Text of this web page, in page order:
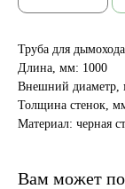
Труба для дымохода
Длина, мм: 1000
Внешний диаметр,
Толщина стенок,
Материал: черная
Вам может